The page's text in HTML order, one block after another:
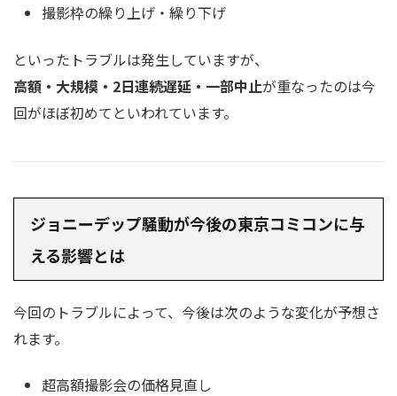
撮影枠の繰り上げ・繰り下げ
といったトラブルは発生していますが、
高額・大規模・2日連続遅延・一部中止が重なったのは今
回がほぼ初めてといわれています。
ジョニーデップ騒動が今後の東京コミコンに与
える影響とは
今回のトラブルによって、今後は次のような変化が予想さ
れます。
超高額撮影会の価格見直し